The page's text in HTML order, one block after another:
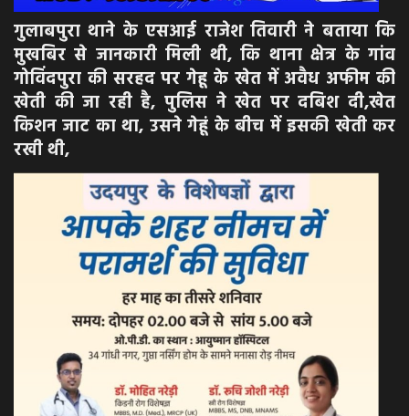
गुलाबपुरा थाने के एसआई राजेश तिवारी ने बताया कि
मुखबिर से जानकारी मिली थी, कि थाना क्षेत्र के गांव
गोविंदपुरा की सरहद पर गेहू के खेत में अवैध अफीम की
खेती की जा रही है, पुलिस ने खेत पर दबिश दी,खेत
किशन जाट का था, उसने गेहूं के बीच में इसकी खेती कर
रखी थी,